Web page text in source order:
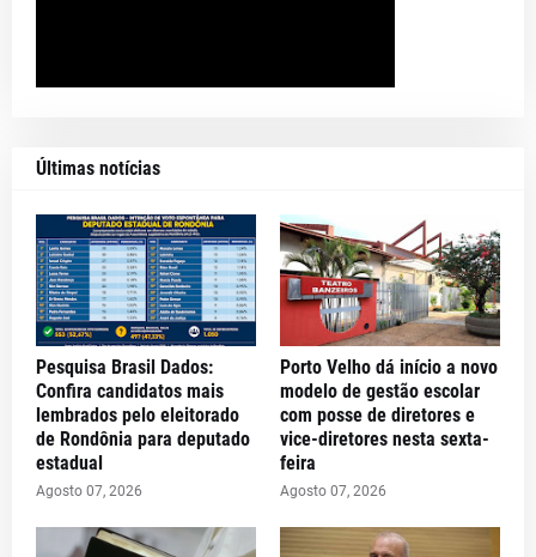
Últimas notícias
Pesquisa Brasil Dados:
Confira candidatos mais
lembrados pelo eleitorado
de Rondônia para deputado
estadual
Agosto 07, 2026
Porto Velho dá início a novo
modelo de gestão escolar
com posse de diretores e
vice-diretores nesta sexta-
feira
Agosto 07, 2026